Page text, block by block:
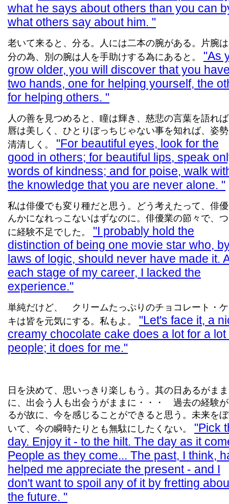
what he says about others than you can
what others say about him.
老いて来ると、分る。人には二本の腕がある。片腕
分の為、別の腕は人を手助けする為にあると。
As
grow older, you will discover that you
two hands, one for helping yourself, the
for helping others.
人の善を見つめると、瞳は輝き、慈悲の言葉を語れ
唇は美しく、ひとりぼっちじゃない事を知れば、姿
清清しく。
For beautiful eyes, look for the
good in others; for beautiful lips, speak
words of kindness; and for poise, walk
the knowledge that you are never alone.
私は俳優でも変り種だと思う。どう考えたって、俳
んかになれっこないはずなのに。俳優業の節々で、
に経験不足でした。
I probably hold the
distinction of being one movie star who,
laws of logic, should never have made it.
each stage of my career, I lacked the
experience.
単純だけど、 クリームたっぷりのチョコレート・
キは皆を元気にする。私もよ。
Let's face it, a
creamy chocolate cake does a lot for a lot
people; it does for me.
日を決めて、思いっきり楽しもう。其の日あるがまま
に、出会う人も出会うがままに・・・ 過去の経験
るが故に、今を感じることができると思う。未来を
いて、今の瞬時たりとも無駄にしたくない。
Pick
day. Enjoy it - to the hilt. The day as it
People as they come... The past, I think,
helped me appreciate the present - and I
don't want to spoil any of it by fretting
the future.